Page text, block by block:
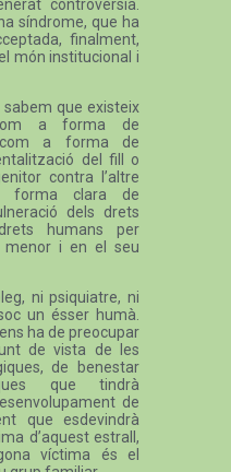
controvèrsia.
síndrome, que ha
finalment,
món institucional i
sabem que existeix
com a forma de
com a forma de
del fill o
contra l’altre
forma clara de
dels drets
humans per
menor i en el seu
ni psiquiatre, ni
un ésser humà.
ha de preocupar
de vista de les
de benestar
que tindrà
de
que esdevindrà
d’aquest estrall,
víctima és el